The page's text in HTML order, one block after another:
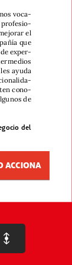
ACCIONA
voca-
profesio-
el
que
de exper-
les ayuda
cono-
de
del
directa-
ese
urbana
un